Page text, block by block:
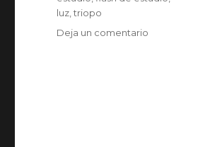
luz ,triopo
Deja un comentario